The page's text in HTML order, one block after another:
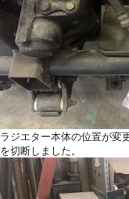
ラジエター本体の位置が変
を切断しました。